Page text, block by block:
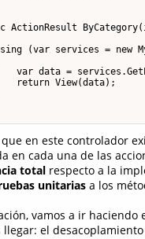
ActionResult
(var services = new
var data =
return View(data);
en este controlador
en cada una de las
total respecto a la
unitarias a los
vamos a ir
llegar: el